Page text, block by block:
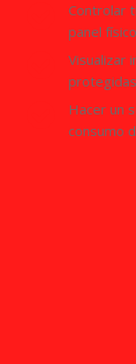
Controlar
panel físico
Visualizar
Hacer un
consumo